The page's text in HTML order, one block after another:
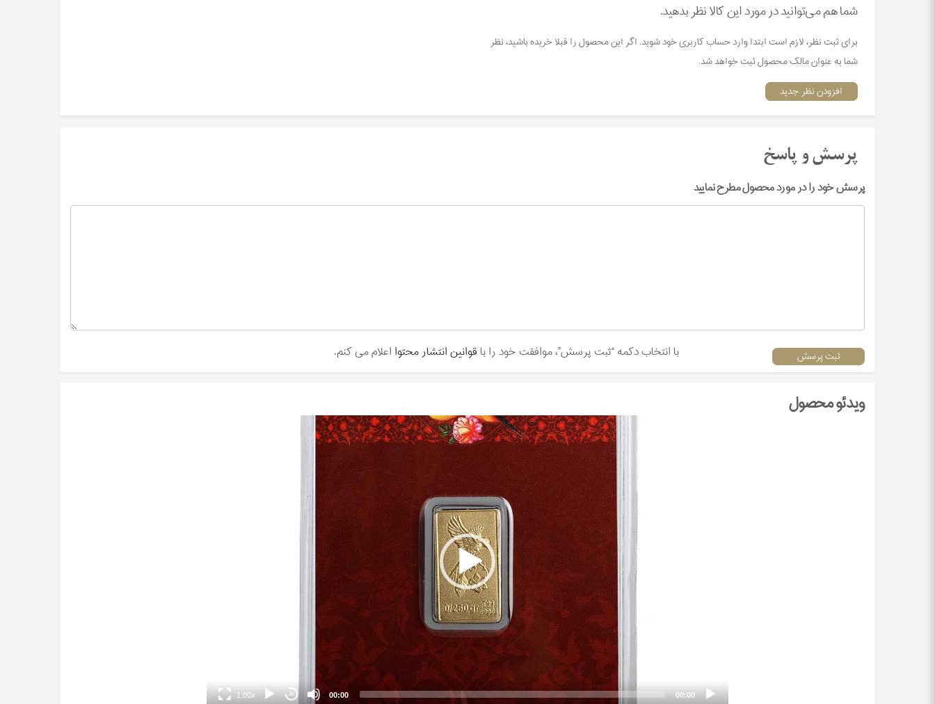
شما هم می‌توانید در مورد این کالا نظر بدهید.
برای ثبت نظر، لازم است ابتدا وارد حساب کاربری خود شوید. اگر این محصول را قبلا خریده باشید، نظر
شما به عنوان مالک محصول ثبت خواهد شد.
افزودن نظر جدید
پرسش و پاسخ
پرسش خود را در مورد محصول مطرح نمایید
ثبت پرسش با انتخاب دکمه “ثبت پرسش”، موافقت خود را باقوانین انتشار محتوا اعلام می کنم.
ویدئو محصول
00:00
00:00
30
1.00x